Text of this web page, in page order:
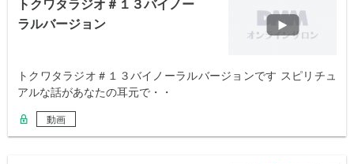
トクワタラジオ＃１３バイノー
ラルバージョン
トクワタラジオ＃１３バイノーラルバージョンです スピリチュ
アルな話があなたの耳元で・・
動画